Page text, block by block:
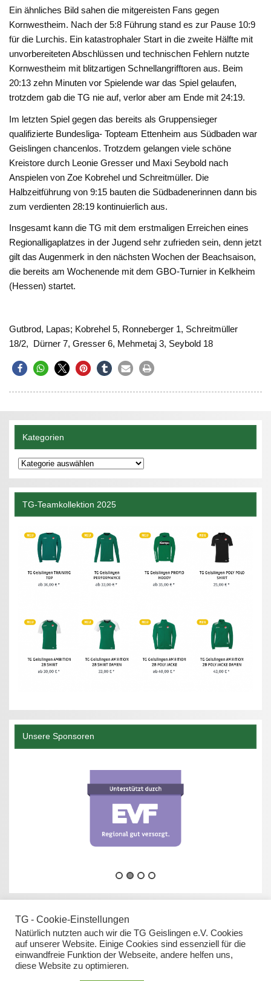
Ein ähnliches Bild sahen die mitgereisten Fans gegen
Kornwestheim. Nach der 5:8 Führung stand es zur Pause 10:9
für die Lurchis. Ein katastrophaler Start in die zweite Hälfte mit
unvorbereiteten Abschlüssen und technischen Fehlern nutzte
Kornwestheim mit blitzartigen Schnellangrifftoren aus. Beim
20:13 zehn Minuten vor Spielende war das Spiel gelaufen,
trotzdem gab die TG nie auf, verlor aber am Ende mit 24:19.
Im letzten Spiel gegen das bereits als Gruppensieger
qualifizierte Bundesliga- Topteam Ettenheim aus Südbaden war
Geislingen chancenlos. Trotzdem gelangen viele schöne
Kreistore durch Leonie Gresser und Maxi Seybold nach
Anspielen von Zoe Kobrehel und Schreitmüller. Die
Halbzeitführung von 9:15 bauten die Südbadenerinnen dann bis
zum verdienten 28:19 kontinuierlich aus.
Insgesamt kann die TG mit dem erstmaligen Erreichen eines
Regionalligaplatzes in der Jugend sehr zufrieden sein, denn jetzt
gilt das Augenmerk in den nächsten Wochen der Beachsaison,
die bereits am Wochenende mit dem GBO-Turnier in Kelkheim
(Hessen) startet.
Gutbrod, Lapas; Kobrehel 5, Ronneberger 1, Schreitmüller
18/2, Dürner 7, Gresser 6, Mehmetaj 3, Seybold 18
Kategorien
Kategorien
TG-Teamkollektion 2025
Unsere Sponsoren
Datenschutz
Impressum
TG - Cookie-Einstellungen
Natürlich nutzten auch wir die TG Geislingen e.V. Cookies
auf unserer Website. Einige Cookies sind essenziell für die
einwandfreie Funktion der Webseite, andere helfen uns,
diese Website zu optimieren.